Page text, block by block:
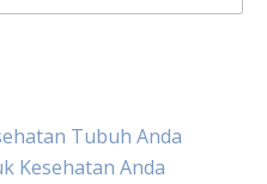
Tubuh Anda
Kesehatan Anda